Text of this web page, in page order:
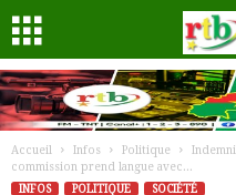
Accueil Infos Politique
commission prend langue avec...
INFOS
POLITIQUE SOCIÉTÉ